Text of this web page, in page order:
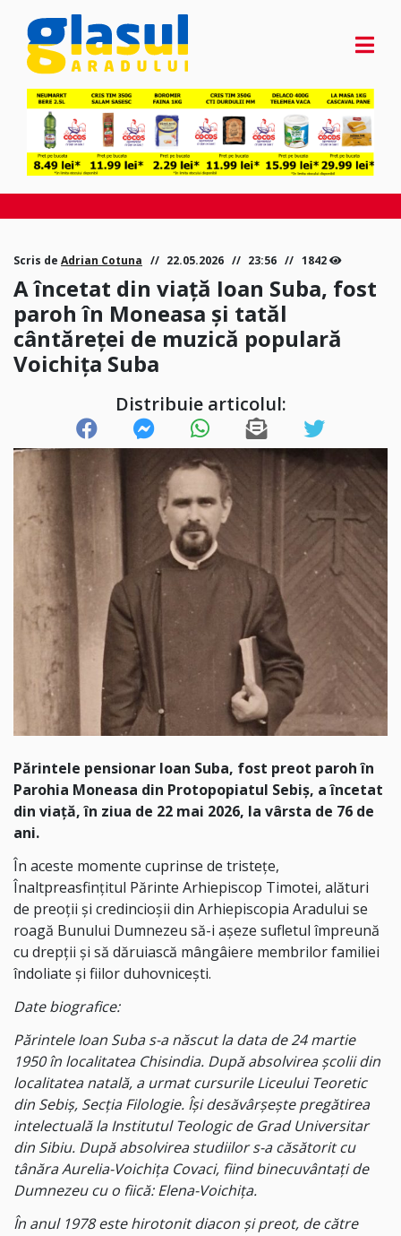
Scris de Adrian Cotuna 22.05.2026 23:56 1842
A încetat din viață Ioan Suba, fost
paroh în Moneasa și tatăl
cântăreței de muzică populară
Voichița Suba
Distribuie articolul:
Părintele pensionar Ioan Suba, fost preot paroh în
Parohia Moneasa din Protopopiatul Sebiș, a încetat
din viaţă, în ziua de 22 mai 2026, la vârsta de 76 de
ani.
În aceste momente cuprinse de tristețe,
Înaltpreasfinţitul Părinte Arhiepiscop Timotei, alături
de preoții și credincioșii din Arhiepiscopia Aradului se
roagă Bunului Dumnezeu să-i așeze sufletul împreună
cu drepții și să dăruiască mângâiere membrilor familiei
îndoliate și fiilor duhovnicești.
Date biografice:
Părintele Ioan Suba s-a născut la data de 24 martie
1950 în localitatea Chisindia. După absolvirea școlii din
localitatea natală, a urmat cursurile Liceului Teoretic
din Sebiș, Secția Filologie. Își desăvârșește pregătirea
intelectuală la Institutul Teologic de Grad Universitar
din Sibiu. După absolvirea studiilor s-a căsătorit cu
tânăra Aurelia-Voichița Covaci, fiind binecuvântați de
Dumnezeu cu o fiică: Elena-Voichița.
În anul 1978 este hirotonit diacon și preot, de către